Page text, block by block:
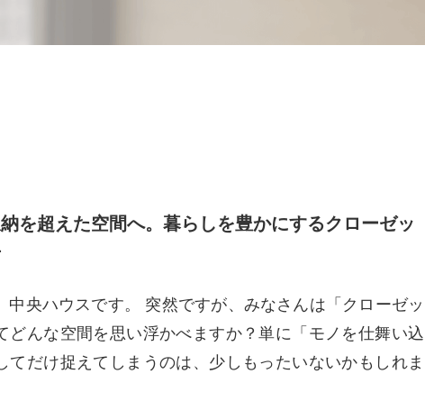
納を超えた空間へ。暮らしを豊かにするクローゼッ
中央ハウスです。 突然ですが、みなさんは「クローゼッ
どんな空間を思い浮かべますか？単に「モノを仕舞い込
てだけ捉えてしまうのは、少しもったいないかもしれま